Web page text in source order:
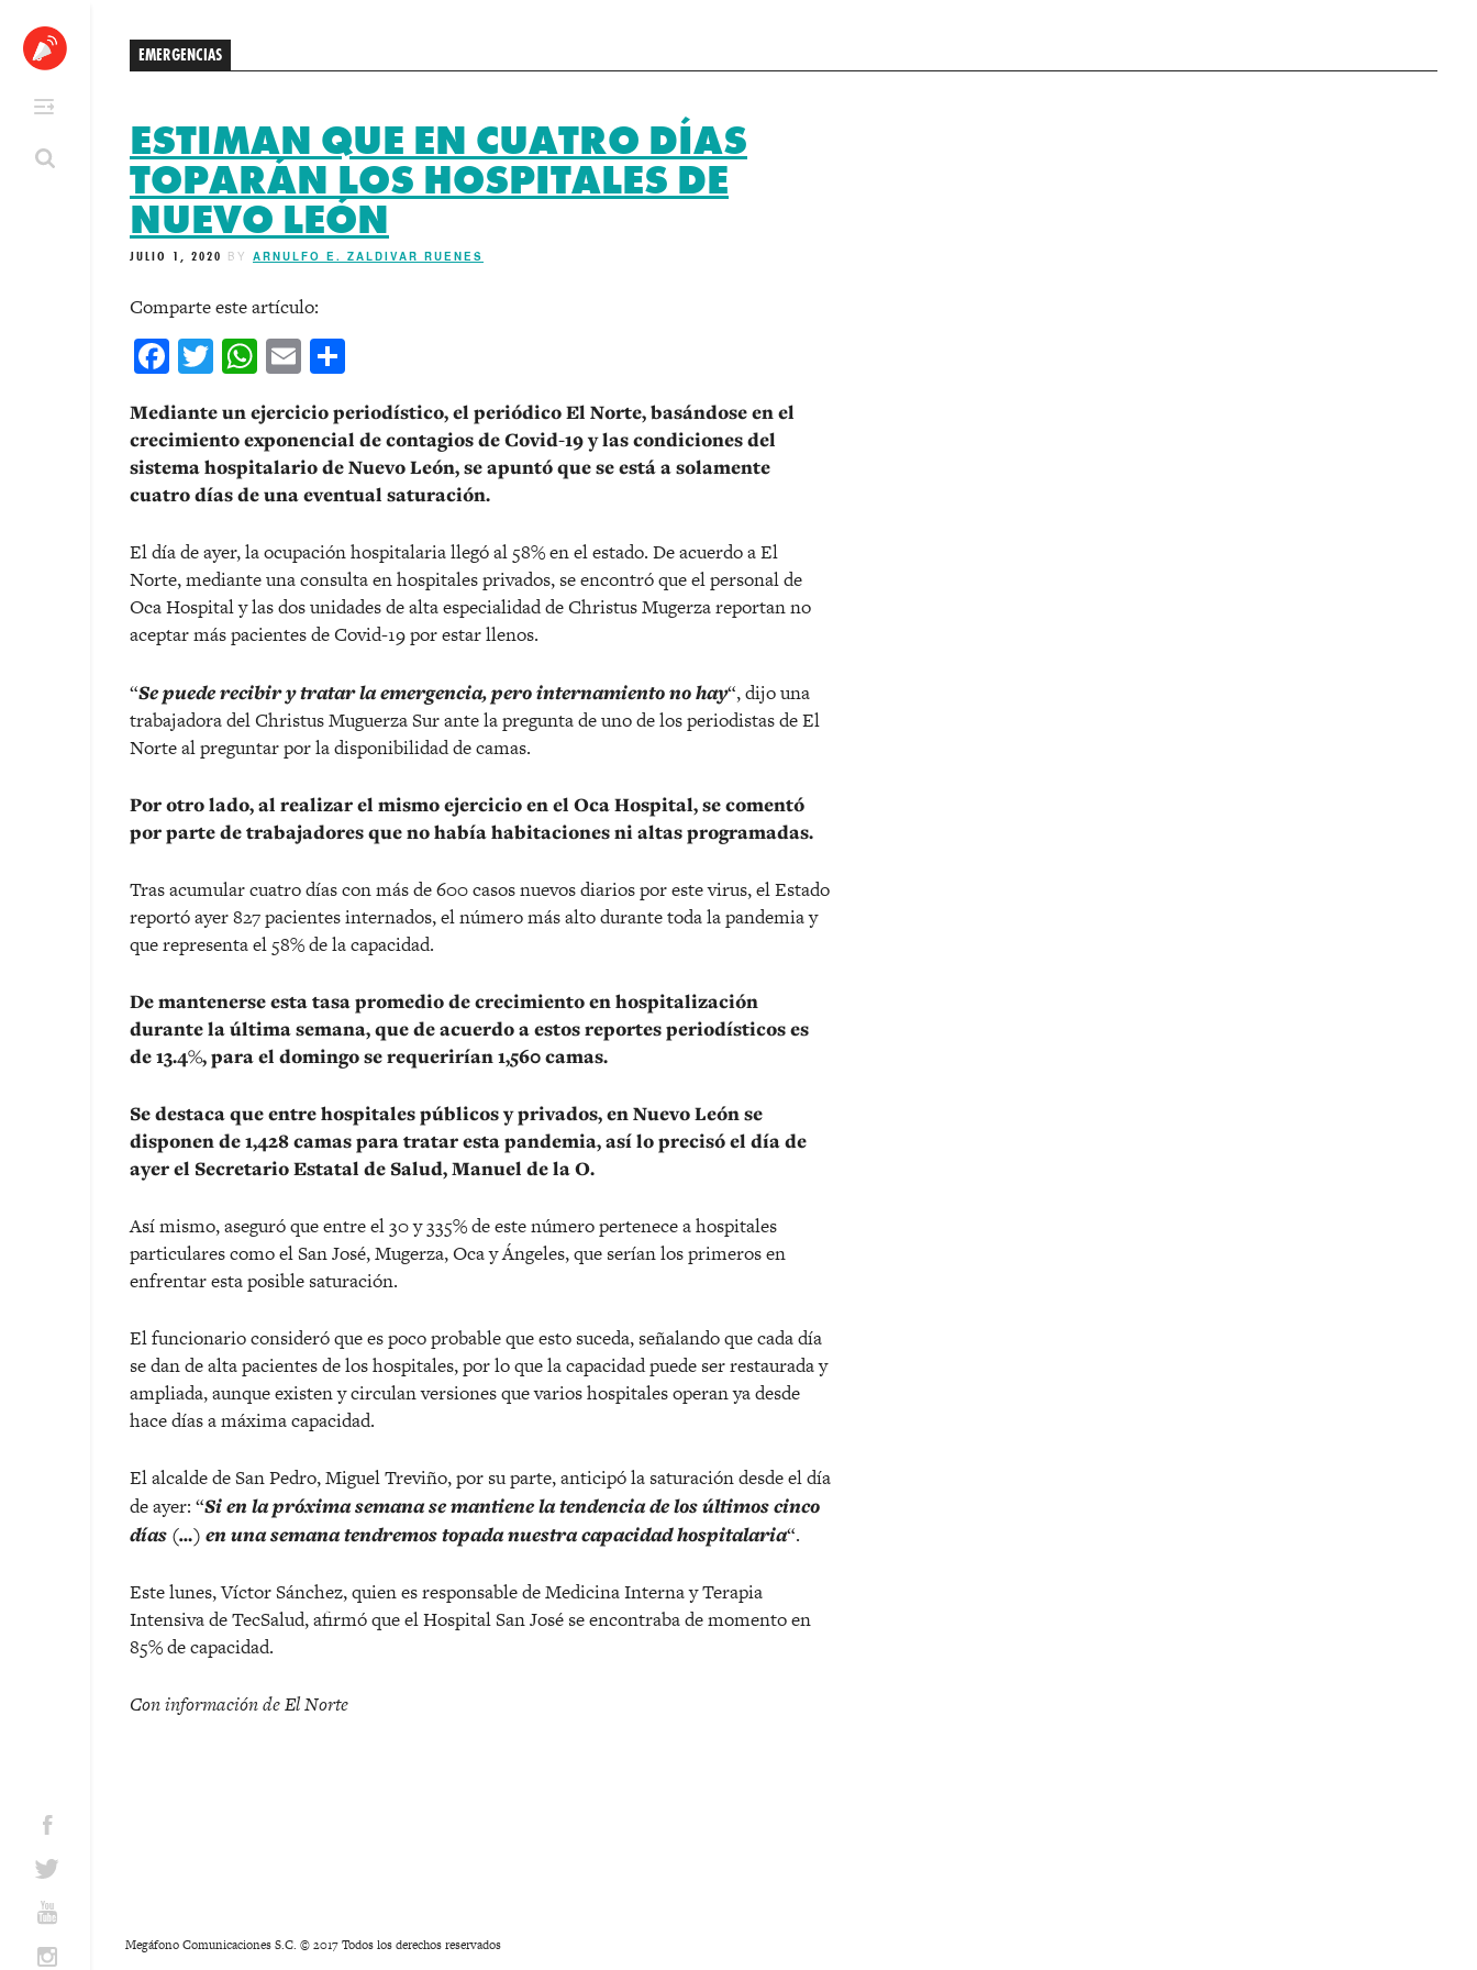
content
EMERGENCIAS
ESTIMAN QUE EN CUATRO DÍAS
TOPARÁN LOS HOSPITALES DE
NUEVO LEÓN
JULIO 1, 2020 BY ARNULFO E. ZALDIVAR RUENES
Comparte este artículo:
Facebook
Twitter
WhatsApp
Email
Mediante un ejercicio periodístico, el periódico El Norte, basándose en el
crecimiento exponencial de contagios de Covid-19 y las condiciones del
sistema hospitalario de Nuevo León, se apuntó que se está a solamente
cuatro días de una eventual saturación.
El día de ayer, la ocupación hospitalaria llegó al 58% en el estado. De acuerdo a El
Norte, mediante una consulta en hospitales privados, se encontró que el personal de
Oca Hospital y las dos unidades de alta especialidad de Christus Mugerza reportan no
aceptar más pacientes de Covid-19 por estar llenos.
“Se puede recibir y tratar la emergencia, pero internamiento no hay“, dijo una
trabajadora del Christus Muguerza Sur ante la pregunta de uno de los periodistas de El
Norte al preguntar por la disponibilidad de camas.
Por otro lado, al realizar el mismo ejercicio en el Oca Hospital, se comentó
por parte de trabajadores que no había habitaciones ni altas programadas.
Tras acumular cuatro días con más de 600 casos nuevos diarios por este virus, el Estado
reportó ayer 827 pacientes internados, el número más alto durante toda la pandemia y
que representa el 58% de la capacidad.
De mantenerse esta tasa promedio de crecimiento en hospitalización
durante la última semana, que de acuerdo a estos reportes periodísticos es
de 13.4%, para el domingo se requerirían 1,560 camas.
Se destaca que entre hospitales públicos y privados, en Nuevo León se
disponen de 1,428 camas para tratar esta pandemia, así lo precisó el día de
ayer el Secretario Estatal de Salud, Manuel de la O.
Así mismo, aseguró que entre el 30 y 335% de este número pertenece a hospitales
particulares como el San José, Mugerza, Oca y Ángeles, que serían los primeros en
enfrentar esta posible saturación.
El funcionario consideró que es poco probable que esto suceda, señalando que cada día
se dan de alta pacientes de los hospitales, por lo que la capacidad puede ser restaurada y
ampliada, aunque existen y circulan versiones que varios hospitales operan ya desde
hace días a máxima capacidad.
El alcalde de San Pedro, Miguel Treviño, por su parte, anticipó la saturación desde el día
de ayer: “Si en la próxima semana se mantiene la tendencia de los últimos cinco
días (…) en una semana tendremos topada nuestra capacidad hospitalaria“.
Este lunes, Víctor Sánchez, quien es responsable de Medicina Interna y Terapia
Intensiva de TecSalud, afirmó que el Hospital San José se encontraba de momento en
85% de capacidad.
Con información de El Norte
Megáfono Comunicaciones S.C. © 2017 Todos los derechos reservados